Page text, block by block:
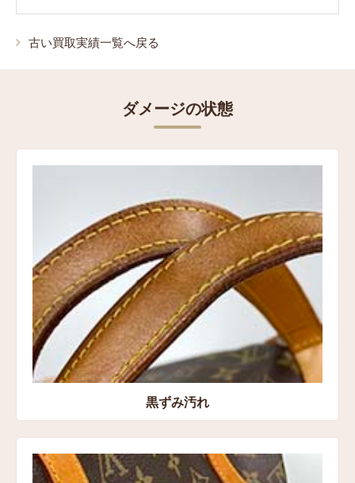
古い買取実績一覧へ戻る
ダメージの状態
黒ずみ汚れ